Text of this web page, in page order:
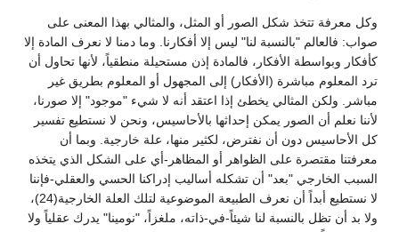
وكل معرفة تتخذ شكل الصور أو المثل، والمثالي بهذا المعنى على
صواب: فالعالم "بالنسبة لنا" ليس إلا أفكارنا. وما دمنا لا نعرف المادة إلا
كأفكار وبواسطة الأفكار، فالمادة إذن مستحيلة منطقياً، لأنها تحاول أن
ترد المعلوم مباشرة (الأفكار) إلى المجهول أو المعلوم بطريق غير
مباشر. ولكن المثالي يخطئ إذا اعتقد أنه لا شيء "موجود" إلا صورنا،
لأننا نعلم أن الصور يمكن إحداثها بالأحاسيس، ونحن لا نستطيع تفسير
كل الأحاسيس دون أن نفترض، لكثير منها، علة خارجية. وبما أن
معرفتنا مقتصرة على الظواهر أو المظاهر-أي على الشكل الذي يتخذه
السبب الخارجي "بعد" أن تشكله أساليب إدراكنا الحسي والعقلي-فإننا
لا نستطيع أبداً أن نعرف الطبيعة الموضوعية لتلك العلة الخارجية(24)،
ولا بد أن تظل بالنسبة لنا شيئاً-في-ذاته، ملغزاً، "نومينا" يدرك عقلياً ولا